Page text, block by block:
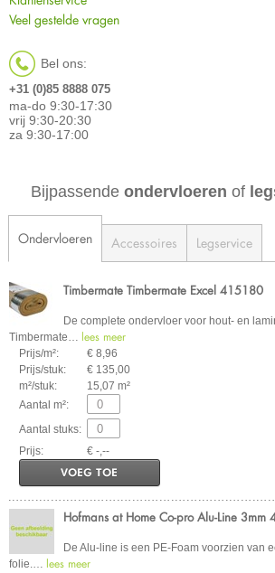
Veel gestelde vragen
Bel ons:
+31 (0)85 8888 075
ma-do 9:30-17:30
vrij 9:30-20:30
za 9:30-17:00
Bijpassende ondervloeren of
Ondervloeren Accessoires Legservice
Timbermate Timbermate Excel 415180
De complete ondervloer voor hout- en
Timbermate… lees meer
Prijs/m²:
€ 8,96
Prijs/stuk:
€ 135,00
m²/stuk:
15,07 m²
Aantal m²:
Aantal stuks:
Prijs:
€ -,--
VOEG TOE
Hofmans at Home Co-pro Alu-Line
De Alu-line is een PE-Foam voorzien van
folie.… lees meer